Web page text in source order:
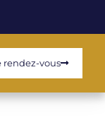
rendez-vous